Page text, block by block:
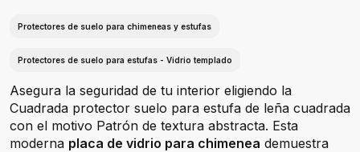
Protectores de suelo para chimeneas y estufas
Protectores de suelo para estufas - Vidrio templado
Asegura la seguridad de tu interior eligiendo la
Cuadrada protector suelo para estufa de leña cuadrada
con el motivo Patrón de textura abstracta. Esta
moderna placa de vidrio para chimenea demuestra